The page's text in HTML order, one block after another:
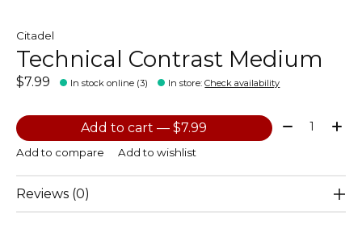
Citadel
Technical Contrast Medium
$7.99 In stock online (3) In store:Check availability
Add to cart — $7.99 Quantity:
Add to compare Add to wishlist
Reviews (0)